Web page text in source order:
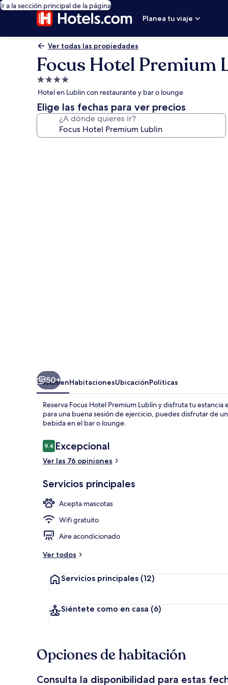
Ir a la sección principal de la página
Planea tu viaje
Ver todas las propiedades
Focus Hotel Premium
Propiedad
de
4.0
estrellas
Hotel en Lublin con restaurante y bar o lounge
Elige las fechas para ver precios
¿A dónde quieres ir?
50+
ResumenHabitacionesUbicaciónPolíticas
Reserva Focus Hotel Premium Lublin y disfruta tu
para una buena sesión de ejercicio, puedes disfrutar de
bebida en el bar o lounge.
Opiniones
9.49.4 de 10,
Excepcional
Ver las 76 opiniones
Servicios principales
Acepta mascotas
Wifi gratuito
Aire acondicionado
Ver todos
Servicios principales (12)
Siéntete como en casa (6)
Opciones de habitación
Consulta la disponibilidad para estas